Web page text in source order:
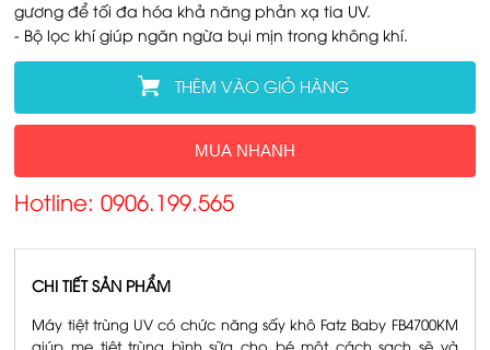
gương để tối đa hóa khả năng phản xạ tia UV.
- Bộ lọc khí giúp ngăn ngừa bụi mịn trong không khí.
THÊM VÀO GIỎ HÀNG
MUA NHANH
Hotline: 0906.199.565
CHI TIẾT SẢN PHẨM
Máy tiệt trùng UV có chức năng sấy khô Fatz Baby FB4700KM